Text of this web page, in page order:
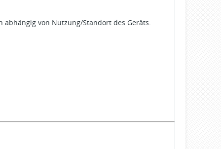
von Nutzung/Standort des Geräts.